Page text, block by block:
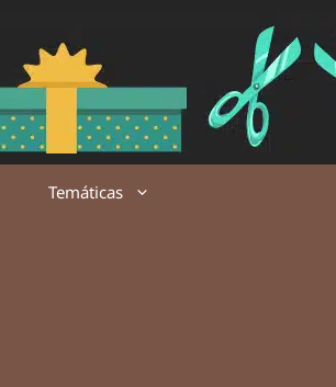
Temáticas